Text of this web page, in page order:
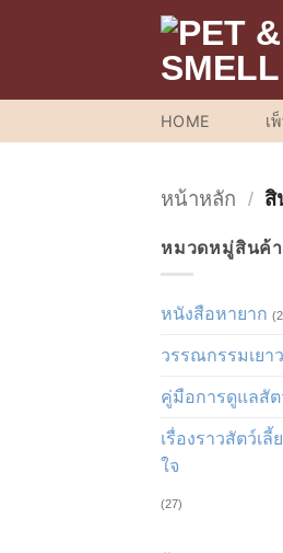
HOME เ
หน้าหลัก / สิ
หมวดหมู่สินค้า
หนังสือหายาก
วรรณกรรมเยา
คู่มือการดูแลสัต
เรื่องราวสัตว์เ
ใจ
(27)